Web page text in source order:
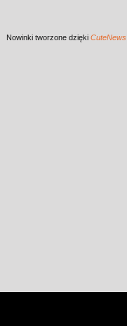
Nowinki tworzone dzięki CuteNews